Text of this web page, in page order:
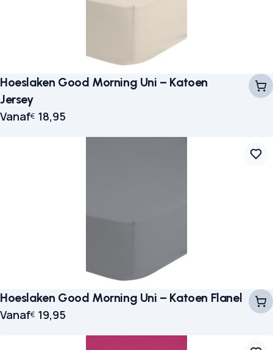
Hoeslaken Good Morning Uni – Katoen
Jersey
Vanaf€ 18,95
Hoeslaken Good Morning Uni – Katoen Flanel
Vanaf€ 19,95